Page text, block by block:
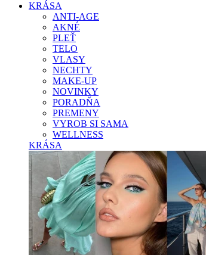
KRÁSA
ANTI-AGE
AKNÉ
PLEŤ
TELO
VLASY
NECHTY
MAKE-UP
NOVINKY
PORADŇA
PREMENY
VYROB SI SAMA
WELLNESS
KRÁSA